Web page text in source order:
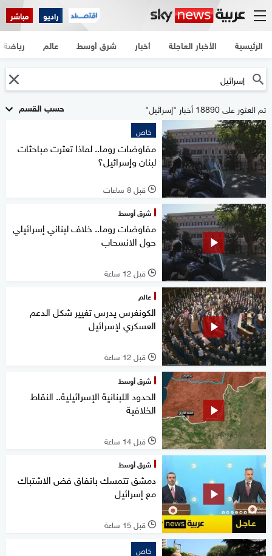
راديو مباشر
الرئيسية الأخبار العاجلة أخبار شرق أوسط عالم رياضة
حسب القسم تم العثور على 18890 أخبار "إسرائيل"
خاص
مفاوضات روما.. لماذا تعثرت مباحثات
لبنان وإسرائيل؟
l قبل 8 ساعات
شرق أوسط
مفاوضات روما.. خلاف لبناني إسرائيلي
حول الانسحاب
l قبل 12 ساعة
عالم
الكونغرس يدرس تغيير شكل الدعم
العسكري لإسرائيل
l قبل 12 ساعة
شرق أوسط
الحدود اللبنانية الإسرائيلية.. النقاط
الخلافية
l قبل 14 ساعة
شرق أوسط
دمشق تتمسك باتفاق فض الاشتباك
مع إسرائيل
l قبل 15 ساعة
خاص